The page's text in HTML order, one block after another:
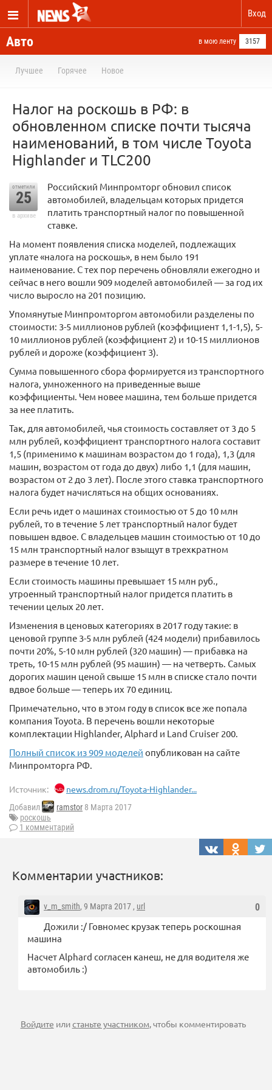
Вход
Авто в мою ленту 3157
Лучшее Горячее Новое
Налог на роскошь в РФ: в
обновленном списке почти тысяча
наименований, в том числе Toyota
Highlander и TLC200
отметили
25
в архиве
Российский Минпромторг обновил список
автомобилей, владельцам которых придется
платить транспортный налог по повышенной
ставке.
На момент появления списка моделей, подлежащих
уплате «налога на роскошь», в нем было 191
наименование. С тех пор перечень обновляли ежегодно и
сейчас в него вошли 909 моделей автомобилей — за год их
число выросло на 201 позицию.
Упомянутые Минпромторгом автомобили разделены по
стоимости: 3-5 миллионов рублей (коэффициент 1,1-1,5), 5-
10 миллионов рублей (коэффициент 2) и 10-15 миллионов
рублей и дороже (коэффициент 3).
Сумма повышенного сбора формируется из транспортного
налога, умноженного на приведенные выше
коэффициенты. Чем новее машина, тем больше придется
за нее платить.
Так, для автомобилей, чья стоимость составляет от 3 до 5
млн рублей, коэффициент транспортного налога составит
1,5 (применимо к машинам возрастом до 1 года), 1,3 (для
машин, возрастом от года до двух) либо 1,1 (для машин,
возрастом от 2 до 3 лет). После этого ставка транспортного
налога будет начисляться на общих основаниях.
Если речь идет о машинах стоимостью от 5 до 10 млн
рублей, то в течение 5 лет транспортный налог будет
повышен вдвое. С владельцев машин стоимостью от 10 до
15 млн транспортный налог взыщут в трехкратном
размере в течение 10 лет.
Если стоимость машины превышает 15 млн руб.,
утроенный транспортный налог придется платить в
течении целых 20 лет.
Изменения в ценовых категориях в 2017 году такие: в
ценовой группе 3-5 млн рублей (424 модели) прибавилось
почти 20%, 5-10 млн рублей (320 машин) — прибавка на
треть, 10-15 млн рублей (95 машин) — на четверть. Самых
дорогих машин ценой свыше 15 млн в списке стало почти
вдвое больше — теперь их 70 единиц.
Примечательно, что в этом году в список все же попала
компания Toyota. В перечень вошли некоторые
комплектации Highlander, Alphard и Land Cruiser 200.
Полный список из 909 моделей опубликован на сайте
Минпромторга РФ.
Источник: news.drom.ru/Toyota-Highlander...
Добавил ramstor 8 Марта 2017
роскошь
1 комментарий
Комментарии участников:
0
v_m_smith, 9 Марта 2017 , url
Дожили :/ Говномес крузак теперь роскошная
машина
Насчет Alphard согласен канеш, не для водителя же
автомобиль :)
Войдите илистаньте участником, чтобы комментировать